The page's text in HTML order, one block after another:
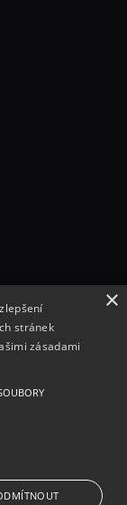
×
stránek
zásadami